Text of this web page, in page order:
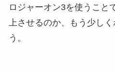
ロジャーオン3を使うこと
上させるのか、もう少し
う。